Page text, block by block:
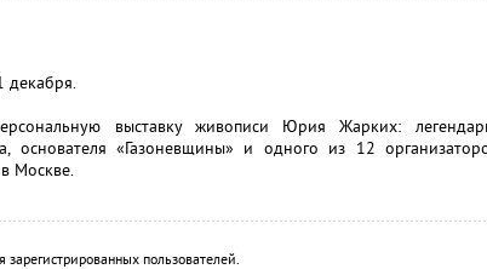
декабря.
выставку живописи Юрия Жарких:
основателя «Газоневщины» и одного из 12
Москве.
пользователей.